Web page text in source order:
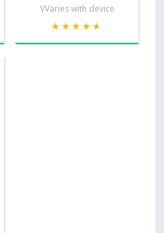
VVaries with device
★★★★★
★★★★★